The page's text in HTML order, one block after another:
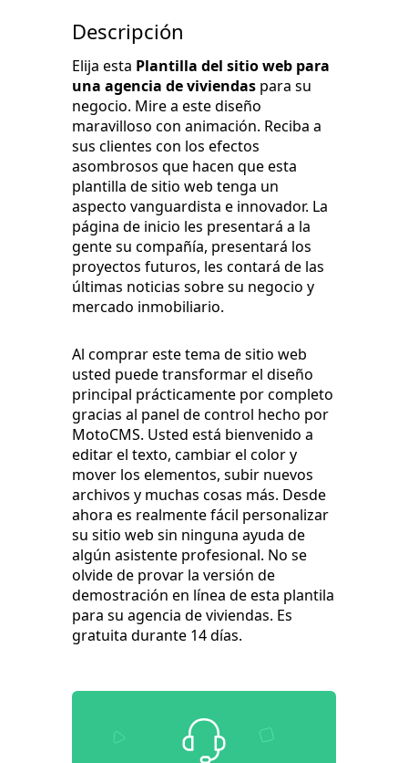
Descripción
Elija esta Plantilla del sitio web para
una agencia de viviendas para su
negocio. Mire a este diseño
maravilloso con animación. Reciba a
sus clientes con los efectos
asombrosos que hacen que esta
plantilla de sitio web tenga un
aspecto vanguardista e innovador. La
página de inicio les presentará a la
gente su compañía, presentará los
proyectos futuros, les contará de las
últimas noticias sobre su negocio y
mercado inmobiliario.
Al comprar este tema de sitio web
usted puede transformar el diseño
principal prácticamente por completo
gracias al panel de control hecho por
MotoCMS. Usted está bienvenido a
editar el texto, cambiar el color y
mover los elementos, subir nuevos
archivos y muchas cosas más. Desde
ahora es realmente fácil personalizar
su sitio web sin ninguna ayuda de
algún asistente profesional. No se
olvide de provar la versión de
demostración en línea de esta plantila
para su agencia de viviendas. Es
gratuita durante 14 días.